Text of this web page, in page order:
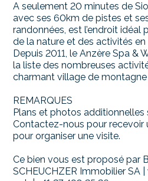
A seulement 20 minutes de
avec ses 60km de pistes et
randonnées, est l’endroit idéal
de la nature et des activités en
Depuis 2011, le Anzère Spa &
la liste des nombreuses
charmant village de
REMARQUES
Plans et photos additionnelles
Contactez-nous pour recevoir
pour organiser une visite.
Ce bien vous est proposé par
SCHEUCHZER Immobilier SA